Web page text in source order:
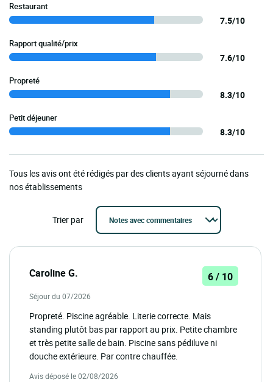
Restaurant
7.5/10
Rapport qualité/prix
7.6/10
Propreté
8.3/10
Petit déjeuner
8.3/10
Tous les avis ont été rédigés par des clients ayant séjourné dans
nos établissements
Trier par
Caroline G. 6 / 10
Séjour du 07/2026
Propreté. Piscine agréable. Literie correcte. Mais
standing plutôt bas par rapport au prix. Petite chambre
et très petite salle de bain. Piscine sans pédiluve ni
douche extérieure. Par contre chauffée.
Avis déposé le 02/08/2026